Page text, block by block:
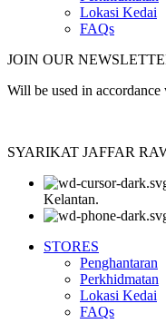
Lokasi Kedai
FAQs
JOIN OUR
Will be used in
SYARIKAT JAFFAR
Kelantan.
STORES
Penghantaran
Perkhidmatan
Lokasi Kedai
FAQs